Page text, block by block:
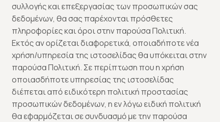
συλλογής και επεξεργασίας των προσωπικών σας
δεδομένων, θα σας παρέχονται πρόσθετες
πληροφορίες και όροι στην παρούσα Πολιτική.
Εκτός αν ορίζεται διαφορετικά, οποιαδήποτε νέα
χρήση/υπηρεσία της ιστοσελίδας θα υπόκειται στην
παρούσα Πολιτική. Σε περίπτωση που η χρήση
οποιασδήποτε υπηρεσίας της ιστοσελίδας
διέπεται από ειδικότερη πολιτική προστασίας
προσωπικών δεδομένων, η εν λόγω ειδική πολιτική
θα εφαρμόζεται σε συνδυασμό με την παρούσα